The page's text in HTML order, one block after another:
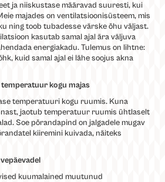
ja niiskustase määravad suuresti, kui
majades on ventilatsioonisüsteem, mis
ning toob tubadesse värske õhu väljast.
kasutab samal ajal ära väljuva
energiakadu. Tulemus on lihtne:
kuid samal ajal ei lähe soojus akna
kogu majas
temperatuuri kogu ruumis. Kuna
jaotub temperatuur ruumis ühtlaselt
Soe põrandapind on jalgadele mugav
kiiremini kuivada, näiteks
kuumalained muutunud